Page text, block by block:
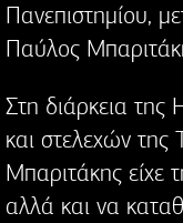
Πανεπιστημίου,
Παύλος
Στη διάρκεια της
και στελεχών της
Μπαριτάκης είχε
αλλά και να